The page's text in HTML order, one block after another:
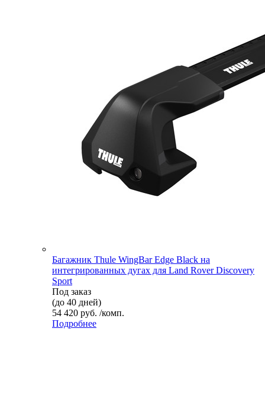
Багажник Thule WingBar Edge Black на
интегрированных дугах для Land Rover Discovery
Sport
Под заказ
(до 40 дней)
54 420 руб. /комп.
Подробнее